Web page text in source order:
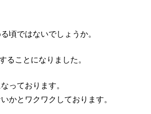
頃ではないでしょうか。
ることになりました。
っております。
かとワクワクしております。